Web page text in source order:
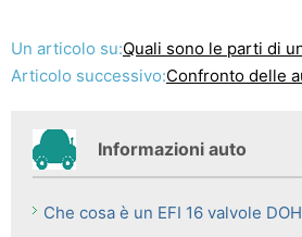
Un articolo su:Quali sono le parti di
Articolo successivo:Confronto delle
Informazioni auto
Che cosa è un EFI 16 valvole